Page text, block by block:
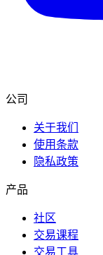
公司
关于我们
使用条款
隐私政策
产品
社区
交易课程
交易工具